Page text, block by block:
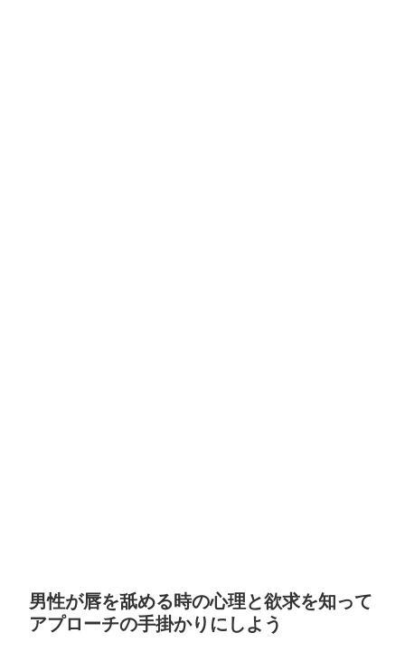
男性が唇を舐める時の心理と欲求を知って
アプローチの手掛かりにしよう